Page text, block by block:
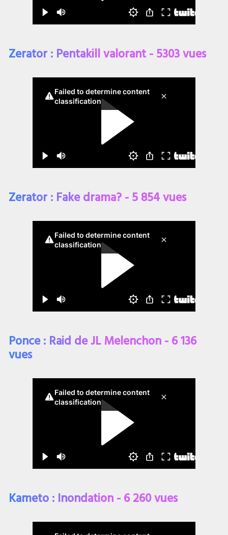
Zerator : Pentakill valorant - 5303 vues
Zerator : Fake drama? - 5 854 vues
Ponce : Raid de JL Melenchon - 6 136
vues
Kameto : Inondation - 6 260 vues